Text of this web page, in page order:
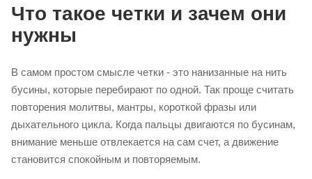
Что такое четки и зачем они
нужны
В самом простом смысле четки - это нанизанные на нить
бусины, которые перебирают по одной. Так проще считать
повторения молитвы, мантры, короткой фразы или
дыхательного цикла. Когда пальцы двигаются по бусинам,
внимание меньше отвлекается на сам счет, а движение
становится спокойным и повторяемым.